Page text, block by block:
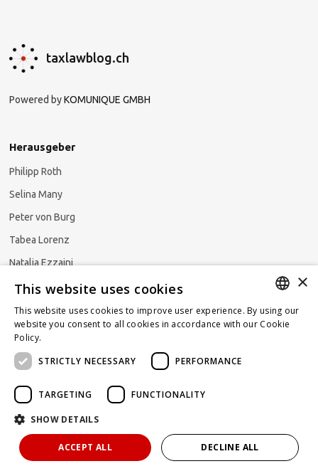
taxlawblog.ch
Powered byKOMUNIQUE GMBH
Herausgeber
Philipp Roth
Selina Many
Peter von Burg
Tabea Lorenz
Natalja Ezzaini
Newsletter abonnieren
Powered byKOMUNIQUE
hello@taxlawblog.ch
IMPRESSUM
DATENSCHUTZ HAFTUNGSAUSSCHLUSS
GERMAN
×
This website uses cookies
This website uses cookies to improve user experience. By using our
website you consent to all cookies in accordance with our Cookie
Policy.
STRICTLY NECESSARY
PERFORMANCE
TARGETING FUNCTIONALITY
SHOW DETAILS
ACCEPT ALL DECLINE ALL